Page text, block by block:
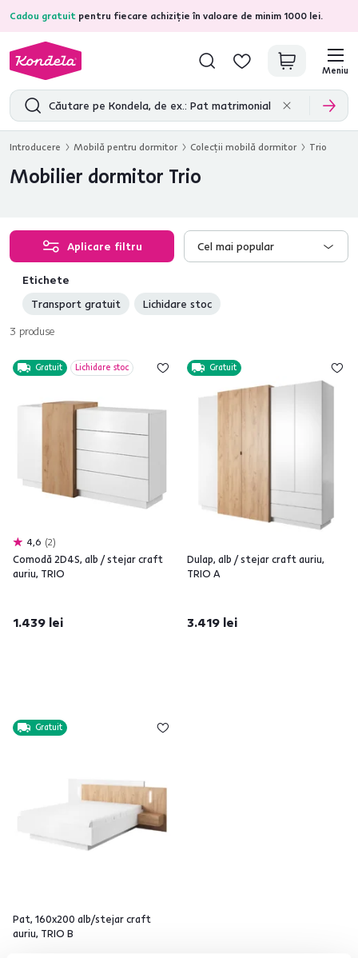
Cadou gratuit pentru fiecare achiziție în valoare de minim 1000 lei.
4,7 31.285recenzii de produs verificate
Meniu
Introducere Mobilă pentru dormitor Colecţii mobilă dormitor Trio
Mobilier dormitor Trio
Aplicare filtru Cel mai popular
Etichete
Transport gratuit
Lichidare stoc
3 produse
Gratuit Lichidare stoc
4,6 2
Comodă 2D4S, alb / stejar craft
auriu, TRIO
1.439 lei
Gratuit
Dulap, alb / stejar craft auriu,
TRIO A
3.419 lei
Gratuit
Pat, 160x200 alb/stejar craft
auriu, TRIO B